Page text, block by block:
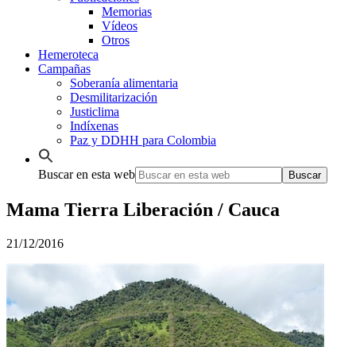
Memorias
Vídeos
Otros
Hemeroteca
Campañas
Soberanía alimentaria
Desmilitarización
Justiclima
Indíxenas
Paz y DDHH para Colombia
Buscar en esta web
Mama Tierra Liberación / Cauca
21/12/2016